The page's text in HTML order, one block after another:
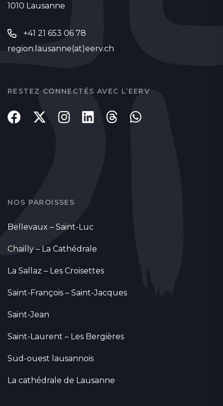
1010 Lausanne
+41 21 653 06 78
region.lausanne(at)eerv.ch
RESTEZ CONNECTÉS AVEC L’EERV
NOS PAROISSES
Bellevaux – Saint-Luc
Chailly – La Cathédrale
La Sallaz – Les Croisettes
Saint-François – Saint-Jacques
Saint-Jean
Saint-Laurent – Les Bergières
Sud-ouest lausannois
La cathédrale de Lausanne